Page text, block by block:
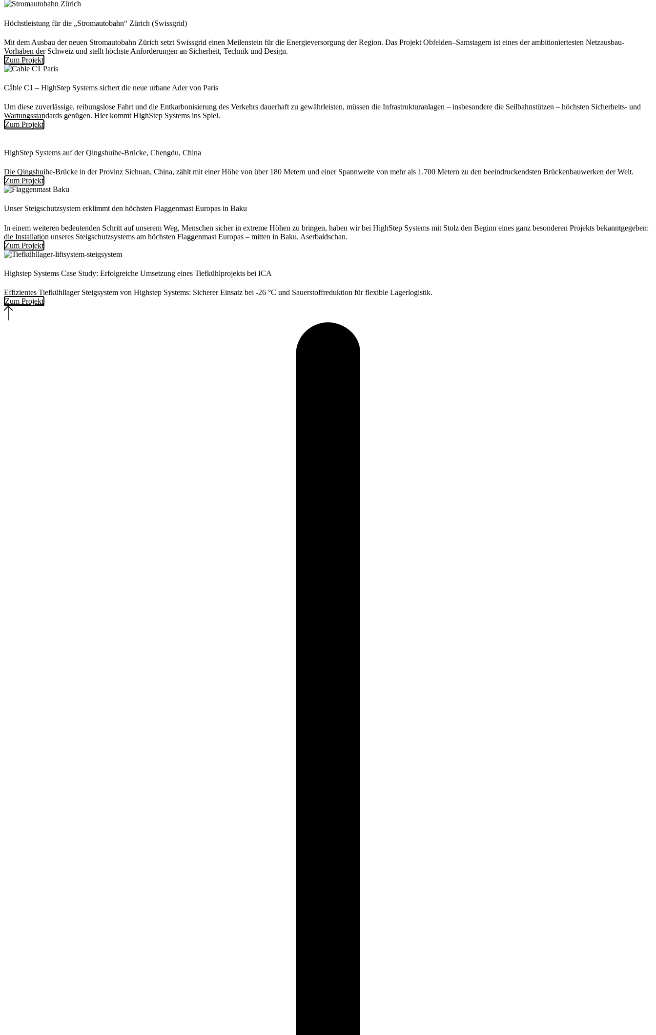
Höchstleistung für die „Stromautobahn“ Zürich (Swissgrid)
Mit dem Ausbau der neuen Stromautobahn Zürich setzt Swissgrid einen Meilenstein für die Energieversorgung der Region. Das Projekt Obfelden–Samstagern ist eines der ambitioniertesten Netzausbau-
Vorhaben der Schweiz und stellt höchste Anforderungen an Sicherheit, Technik und Design.
Zum Projekt
Câble C1 – HighStep Systems sichert die neue urbane Ader von Paris
Um diese zuverlässige, reibungslose Fahrt und die Entkarbonisierung des Verkehrs dauerhaft zu gewährleisten, müssen die Infrastrukturanlagen – insbesondere die Seilbahnstützen – höchsten Sicherheits- und
Wartungsstandards genügen. Hier kommt HighStep Systems ins Spiel.
Zum Projekt
HighStep Systems auf der Qingshuihe-Brücke, Chengdu, China
Die Qingshuihe-Brücke in der Provinz Sichuan, China, zählt mit einer Höhe von über 180 Metern und einer Spannweite von mehr als 1.700 Metern zu den beeindruckendsten Brückenbauwerken der Welt.
Zum Projekt
Unser Steigschutzsystem erklimmt den höchsten Flaggenmast Europas in Baku
In einem weiteren bedeutenden Schritt auf unserem Weg, Menschen sicher in extreme Höhen zu bringen, haben wir bei HighStep Systems mit Stolz den Beginn eines ganz besonderen Projekts bekanntgegeben:
die Installation unseres Steigschutzsystems am höchsten Flaggenmast Europas – mitten in Baku, Aserbaidschan.
Zum Projekt
Highstep Systems Case Study: Erfolgreiche Umsetzung eines Tiefkühlprojekts bei ICA
Effizientes Tiefkühllager Steigsystem von Highstep Systems: Sicherer Einsatz bei -26 °C und Sauerstoffreduktion für flexible Lagerlogistik.
Zum Projekt